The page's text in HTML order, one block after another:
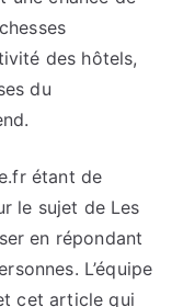
des hôtels,
du
étant de
le sujet de Les
en répondant
L’équipe
cet article qui